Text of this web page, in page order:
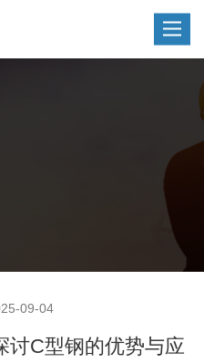
Toggle
09-04
讨C型钢的优势与应